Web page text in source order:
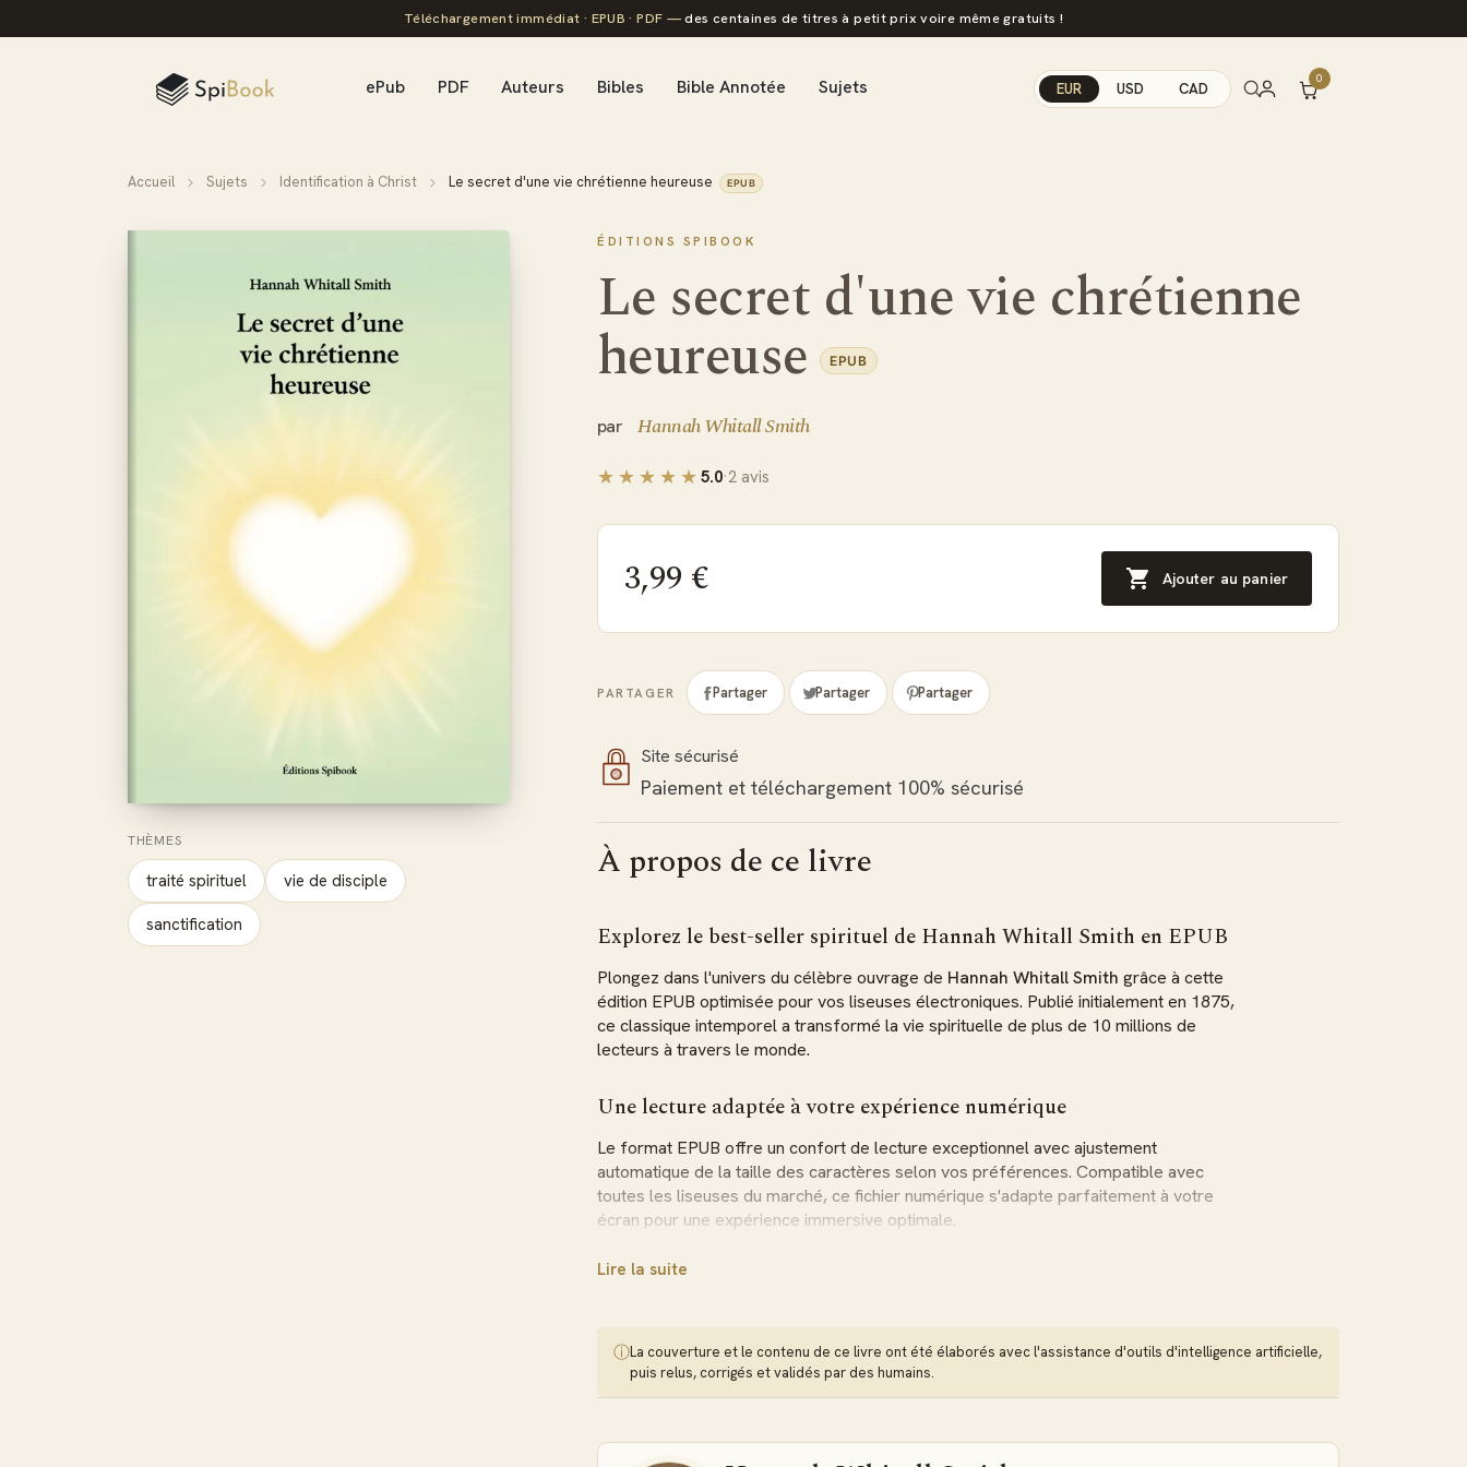
Téléchargement immédiat · EPUB · PDF —des centaines de titres à petit prix voire même gratuits !
ePub PDF Auteurs Bibles Bible Annotée Sujets EUR USD CAD
0
Accueil Sujets Identification à Christ Le secret d'une vie chrétienne heureuse EPUB
THÈMES
traité spirituel
vie de disciple
sanctification
ÉDITIONS SPIBOOK
Le secret d'une vie chrétienne
heureuse EPUB
Hannah Whitall Smith
5.0·2 avis
3,99 €  Ajouter au panier
PARTAGER Partager Partager Partager
Site sécurisé
Paiement et téléchargement 100% sécurisé
À propos de ce livre
Explorez le best-seller spirituel de Hannah Whitall Smith en EPUB
Plongez dans l'univers du célèbre ouvrage de Hannah Whitall Smith grâce à cette
édition EPUB optimisée pour vos liseuses électroniques. Publié initialement en 1875,
ce classique intemporel a transformé la vie spirituelle de plus de 10 millions de
lecteurs à travers le monde.
Une lecture adaptée à votre expérience numérique
Le format EPUB offre un confort de lecture exceptionnel avec ajustement
automatique de la taille des caractères selon vos préférences. Compatible avec
toutes les liseuses du marché, ce fichier numérique s'adapte parfaitement à votre
écran pour une expérience immersive optimale.
Cette auteure quaker du XIXe siècle dévoile les principes bibliques qui conduisent
Contenu et thématiques développées dans cet EPUB
expérimenter la paix et la victoire promises dans les Écritures ? Smith répond avec
Lire la suite
ⓘLa couverture et le contenu de ce livre ont été élaborés avec l'assistance d'outils d'intelligence artificielle,
puis relus, corrigés et validés par des humains.